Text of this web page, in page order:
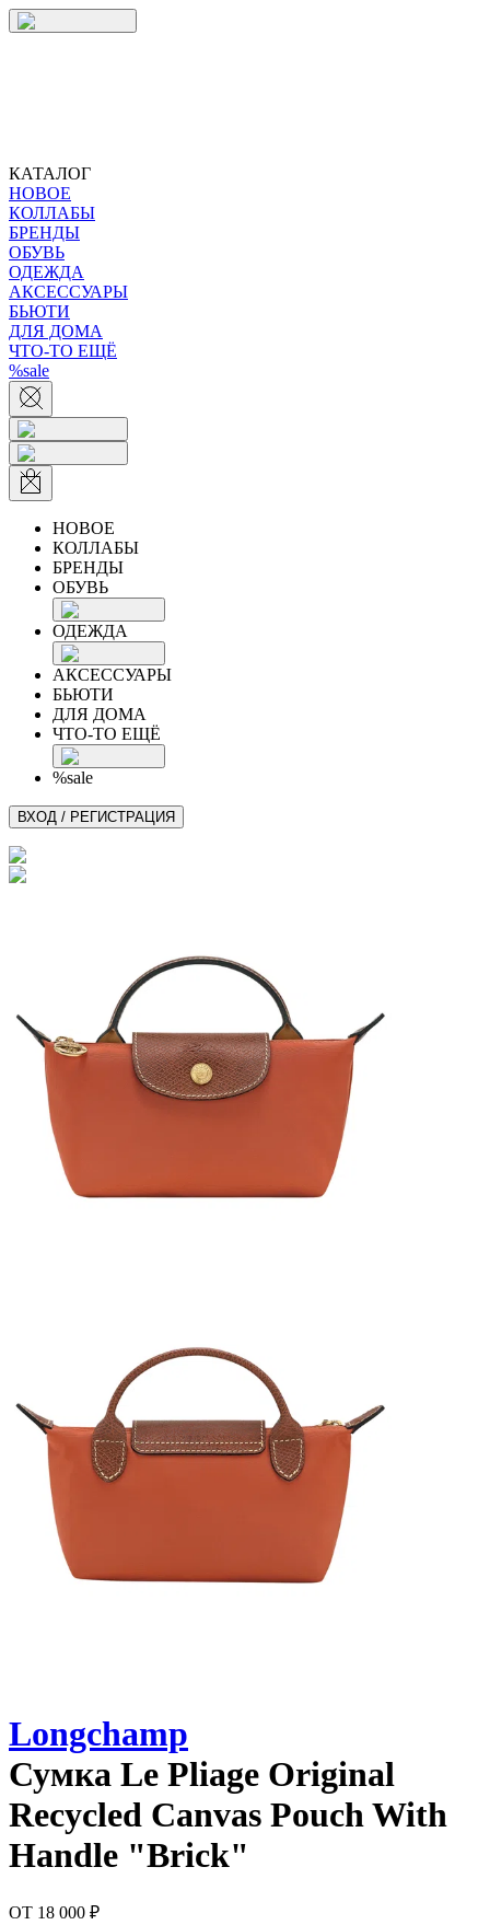
КАТАЛОГ
НОВОЕ
КОЛЛАБЫ
БРЕНДЫ
ОБУВЬ
ОДЕЖДА
АКСЕССУАРЫ
БЬЮТИ
ДЛЯ ДОМА
ЧТО-ТО ЕЩЁ
%sale
НОВОЕ
КОЛЛАБЫ
БРЕНДЫ
ОБУВЬ
ОДЕЖДА
АКСЕССУАРЫ
БЬЮТИ
ДЛЯ ДОМА
ЧТО-ТО ЕЩЁ
%sale
ВХОД / РЕГИСТРАЦИЯ
Longchamp
Сумка Le Pliage Original
Recycled Canvas Pouch With
Handle "Brick"
ОТ 18 000 ₽